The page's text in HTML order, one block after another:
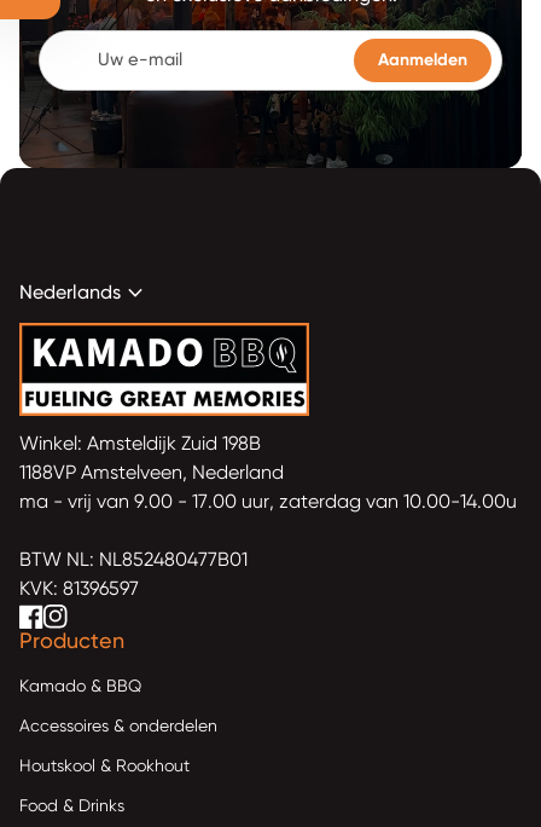
Uw e-mail
Nederlands expand_more
Home
Winkel: Amsteldijk Zuid 198B
1188VP Amstelveen, Nederland
ma - vrij van 9.00 - 17.00 uur, zaterdag van 10.00-14.00u
BTW NL: NL852480477B01
KVK: 81396597
Facebook
(link opent in nieuw tabblad/venster)
(link opent in nieuw tabblad/venster)
Instagram
(link opent in nieuw tabblad/venster)
(link opent in nieuw tabblad/venster)
Producten
Kamado & BBQ
Accessoires & onderdelen
Houtskool & Rookhout
Food & Drinks